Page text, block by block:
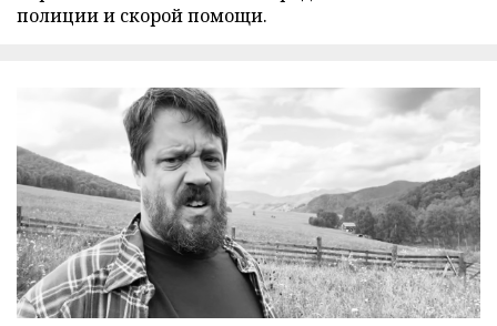
полиции и скорой помощи.